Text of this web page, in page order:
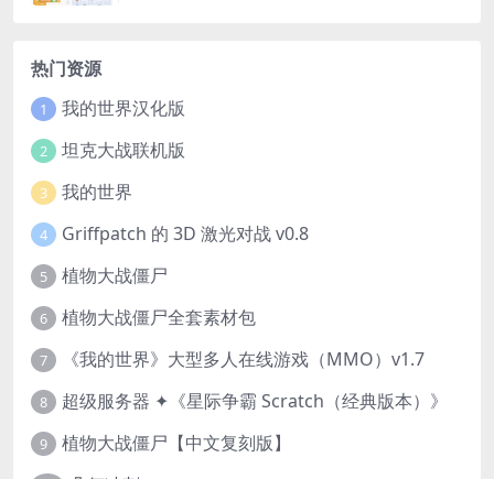
热门资源
1 我的世界汉化版
2 坦克大战联机版
3 我的世界
4 Griffpatch 的 3D 激光对战 v0.8
5 植物大战僵尸
6 植物大战僵尸全套素材包
7 《我的世界》大型多人在线游戏（MMO）v1.7
8 超级服务器 ✦《星际争霸 Scratch（经典版本）》
9 植物大战僵尸【中文复刻版】